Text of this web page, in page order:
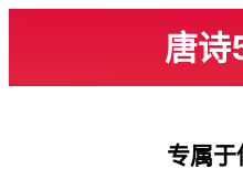
唐
专属于